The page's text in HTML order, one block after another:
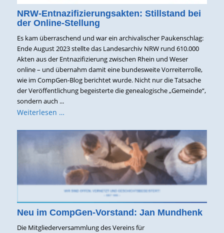
NRW-Entnazifizierungsakten: Stillstand bei
der Online-Stellung
Es kam überraschend und war ein archivalischer Paukenschlag:
Ende August 2023 stellte das Landesarchiv NRW rund 610.000
Akten aus der Entnazifizierung zwischen Rhein und Weser
online – und übernahm damit eine bundesweite Vorreiterrolle,
wie im CompGen-Blog berichtet wurde. Nicht nur die Tatsache
der Veröffentlichung begeisterte die genealogische „Gemeinde“,
sondern auch ...
Weiterlesen …
Neu im CompGen-Vorstand: Jan Mundhenk
Die Mitgliederversammlung des Vereins für